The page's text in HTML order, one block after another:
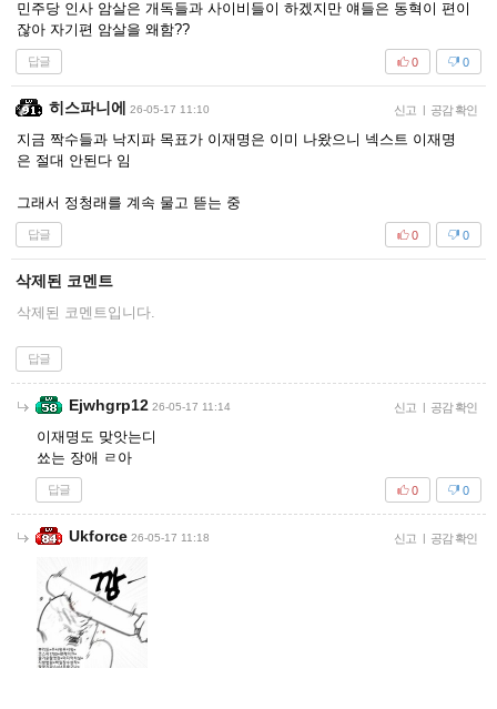
민주당 인사 암살은 개독들과 사이비들이 하겠지만 얘들은 동혁이 편이
잖아 자기편 암살을 왜함??
답글 0
0
히스파니에 26-05-17 11:10 신고 | 공감 확인
지금 짝수들과 낙지파 목표가 이재명은 이미 나왔으니 넥스트 이재명
은 절대 안된다 임
그래서 정청래를 계속 물고 뜯는 중
답글 0
0
삭제된 코멘트
삭제된 코멘트입니다.
답글
Ejwhgrp12 26-05-17 11:14 신고 | 공감 확인
이재명도 맞앗는디
쑈는 장애 ㄹ아
답글 0
0
Ukforce 26-05-17 11:18 신고 | 공감 확인